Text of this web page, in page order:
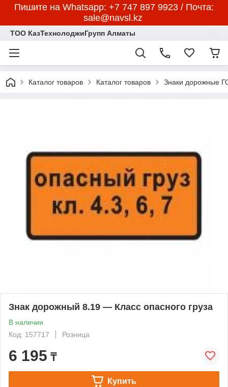
Пишите на Whatsapp: +7 747 897 9923 / Почта:
sale@navsl.kz
ТОО КазТехнолоджиГрупп Алматы
Каталог товаров Каталог товаров Знаки дорожные
Знак дорожный 8.19 — Класс опасного груза
В наличии
Код: 157717
Розница
6 195 ₸
Купить